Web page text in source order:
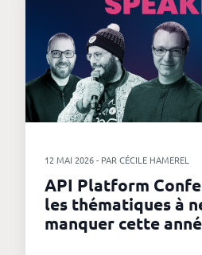
12 MAI 2026 - PAR CÉCILE HAMEREL
API Platform
les thématiques à
manquer cette